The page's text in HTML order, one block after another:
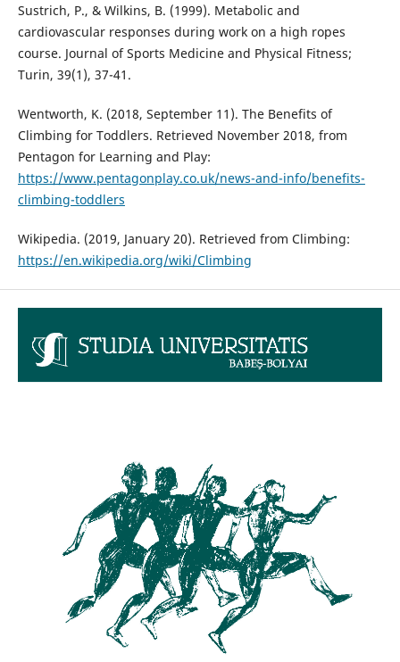
Sustrich, P., & Wilkins, B. (1999). Metabolic and
cardiovascular responses during work on a high ropes
course. Journal of Sports Medicine and Physical Fitness;
Turin, 39(1), 37-41.
Wentworth, K. (2018, September 11). The Benefits of
Climbing for Toddlers. Retrieved November 2018, from
Pentagon for Learning and Play:
https://www.pentagonplay.co.uk/news-and-info/benefits-
climbing-toddlers
Wikipedia. (2019, January 20). Retrieved from Climbing:
https://en.wikipedia.org/wiki/Climbing